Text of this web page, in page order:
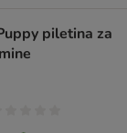
piletina za